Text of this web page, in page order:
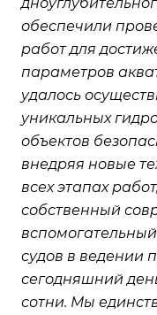
обеспечили
работ для
параметров
удалось
уникальных
объектов
внедряя новые
всех этапах
собственный
судов в ведении
сегодняшний
сотни. Мы